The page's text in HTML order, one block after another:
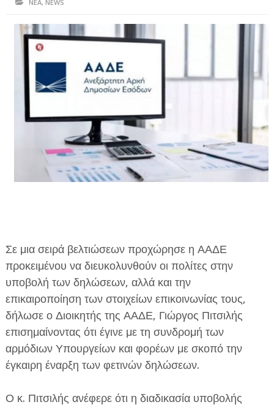
ΗΠΕΙΡΟΣ
ΠΡΕΒΕΖΑ
ΑΡΤΑ
ΙΩΑΝΝΙΝΑ
ΙΟΝΙΑ ΝΗΣΙΑ
ΚΑΙ ΕΛΛΑΔΑ
ΥΓΕΙΑ-ΟΜΟΡΦΙΑ
ΤΕΧΝΟΛΟΓΙΑ
ΔΙΕΘΝΗ
ΕΦΗΜΕΡΙΔΑ Η ΠΑΡΓΑ
ΠΛΗΡΟΦΟΡΙΕΣ
ΝΕΑ, NEWS
Σε μια σειρά βελτιώσεων προχώρησε η ΑΑΔΕ
προκειμένου να διευκολυνθούν οι πολίτες στην
υποβολή των δηλώσεων, αλλά και την
επικαιροποίηση των στοιχείων επικοινωνίας τους,
δήλωσε ο Διοικητής της ΑΑΔΕ, Γιώργος Πιτσιλής
επισημαίνοντας ότι έγινε με τη συνδρομή των
αρμόδιων Υπουργείων και φορέων με σκοπό την
έγκαιρη έναρξη των φετινών δηλώσεων.
Ο κ. Πιτσιλής ανέφερε ότι η διαδικασία υποβολής